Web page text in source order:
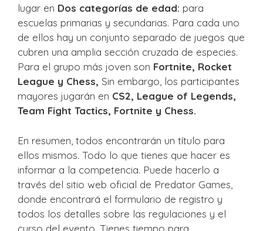
lugar en Dos categorías de edad: para
escuelas primarias y secundarias. Para cada uno
de ellos hay un conjunto separado de juegos que
cubren una amplia sección cruzada de especies.
Para el grupo más joven son Fortnite, Rocket
League y Chess, Sin embargo, los participantes
mayores jugarán en CS2, League of Legends,
Team Fight Tactics, Fortnite y Chess.
En resumen, todos encontrarán un título para
ellos mismos. Todo lo que tienes que hacer es
informar a la competencia. Puede hacerlo a
través del sitio web oficial de Predator Games,
donde encontrará el formulario de registro y
todos los detalles sobre las regulaciones y el
curso del evento. Tienes tiempo para